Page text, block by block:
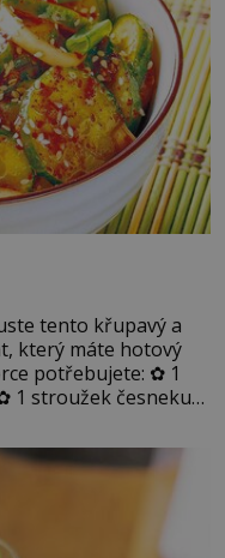
tento křupavý a
který máte hotový
potřebujete: ✿ 1
1 stroužek česneku
✿ 1 lžičku cukru ✿ 1
semínek